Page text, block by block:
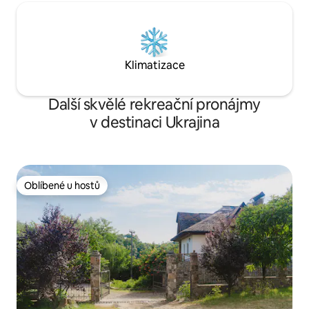
Klimatizace
Další skvělé rekreační pronájmy
v destinaci Ukrajina
Oblíbené u hostů
Oblíbené u hostů